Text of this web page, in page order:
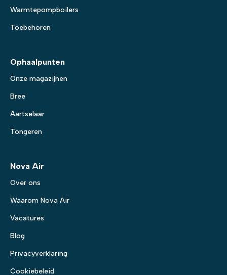
Warmtepompboilers
Toebehoren
Ophaalpunten
Onze magazijnen
Bree
Aartselaar
Tongeren
Nova Air
Over ons
Waarom Nova Air
Vacatures
Blog
Privacyverklaring
Cookiebeleid